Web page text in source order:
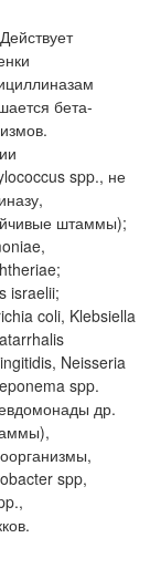
бета-
spp., не
штаммы);
israelii;
coli, Klebsiella
Neisseria
spp.
др.
spp,